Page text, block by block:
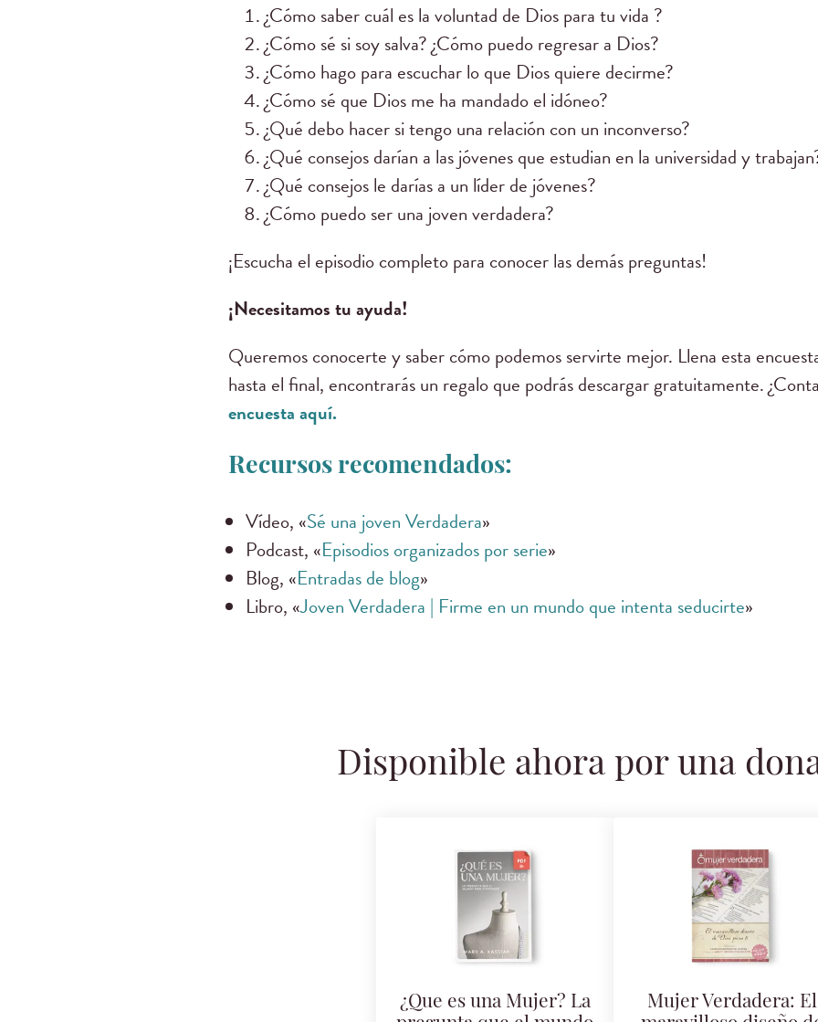
¿Cómo saber cuál es la voluntad de Dios para tu vida ?
¿Cómo sé si soy salva? ¿Cómo puedo regresar a Dios?
¿Cómo hago para escuchar lo que Dios quiere decirme?
¿Cómo sé que Dios me ha mandado el idóneo?
¿Qué debo hacer si tengo una relación con un inconverso?
¿Qué consejos darían a las jóvenes que estudian en la universidad y
¿Qué consejos le darías a un líder de jóvenes?
¿Cómo puedo ser una joven verdadera?
¡Escucha el episodio completo para conocer las demás preguntas!
¡Necesitamos tu ayuda!
Queremos conocerte y saber cómo podemos servirte mejor. Llena esta
hasta el final, encontrarás un regalo que podrás descargar gratuitamente.
encuesta aquí.
Recursos recomendados:
Vídeo, «Sé una joven Verdadera»
Podcast, «Episodios organizados por serie»
Blog, «Entradas de blog»
Libro, «Joven Verdadera | Firme en un mundo que intenta seducirte»
Disponible ahora por una
¿Que es una Mujer? La
Mujer Verdadera: El